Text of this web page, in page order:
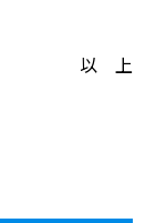
以 上